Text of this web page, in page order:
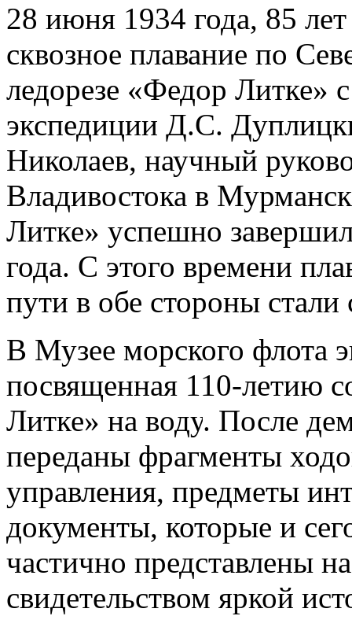
28 июня 1934 года, 85 лет
сквозное плавание по
ледорезе «Федор Литке»
экспедиции Д.С.
Николаев, научный
Владивостока в
Литке» успешно
года. С этого времени
пути в обе стороны
В Музее морского флота
посвященная 110-летию
Литке» на воду. После
переданы фрагменты
управления, предметы
документы, которые и
частично представлены
свидетельством яркой